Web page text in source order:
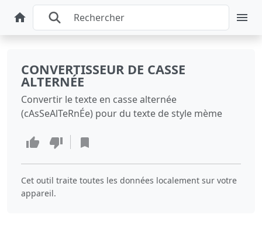
CONVERTISSEUR DE CASSE
ALTERNÉE
Convertir le texte en casse alternée
(cAsSeAlTeRnÉe) pour du texte de style mème
Cet outil traite toutes les données localement sur votre
appareil.